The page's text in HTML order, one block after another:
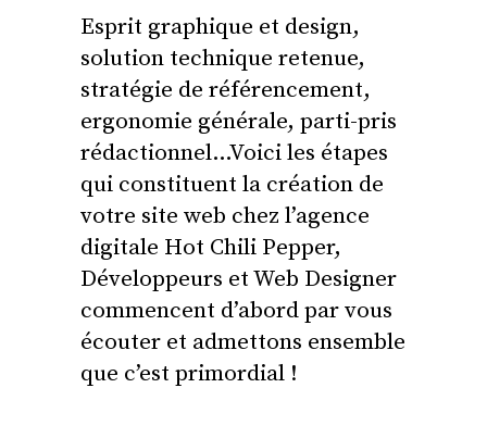
Esprit graphique et design,
solution technique retenue,
stratégie de référencement,
ergonomie générale, parti-pris
rédactionnel…Voici les étapes
qui constituent la création de
votre site web chez l’agence
digitale Hot Chili Pepper,
Développeurs et Web Designer
commencent d’abord par vous
écouter et admettons ensemble
que c’est primordial !